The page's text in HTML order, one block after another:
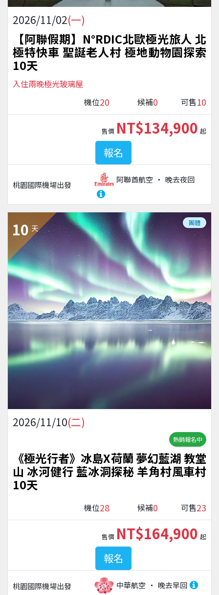
2026/11/02(一)
【阿聯假期】N°RDIC北歐極光旅人 北
極特快車 聖誕老人村 極地動物園探索
10天
入住兩晚極光玻璃屋
機位20 候補0 可售10
桃園國際機場出發
阿聯酋航空 晚去夜回
售價 NT$134,900 起
報名
10 天
團體
2026/11/10(二)
熱銷報名中
《極光行者》冰島X荷蘭 夢幻藍湖 教堂
山 冰河健行 藍冰洞探秘 羊角村風車村
10天
機位28 候補0 可售23
桃園國際機場出發 中華航空 晚去早回
售價 NT$164,900 起
報名